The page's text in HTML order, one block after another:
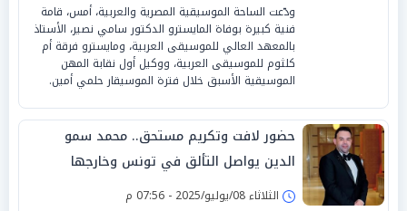
ودّعت الساحة الموسيقية المصرية والعربية، أمس، قامة
فنية كبيرة بوفاة المايسترو الدكتور سامي نصير، الأستاذ
بالمعهد العالي للموسيقى العربية، ومايسترو فرقة أم
كلثوم للموسيقى العربية، ووكيل أول نقابة المهن
الموسيقية الأسبق خلال فترة الموسيقار حلمي أمين.
حضور لافت وتكريم مستحق.. محمد سمو
الدين يواصل التألق في تونس وخارجها
الثلاثاء 08/يوليو/2025 - 07:56 م